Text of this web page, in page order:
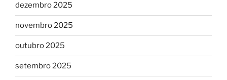
dezembro 2025
novembro 2025
outubro 2025
setembro 2025